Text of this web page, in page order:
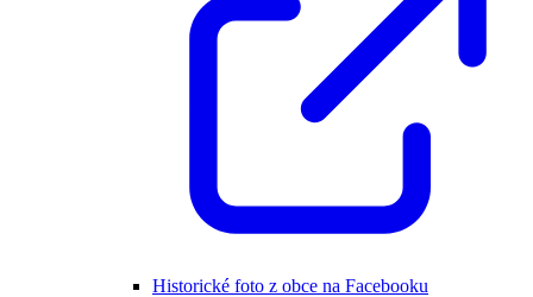
Historické foto z obce na Facebooku